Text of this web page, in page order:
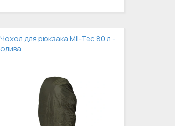
Чохол для рюкзака Mil-Tec 80 л -
олива